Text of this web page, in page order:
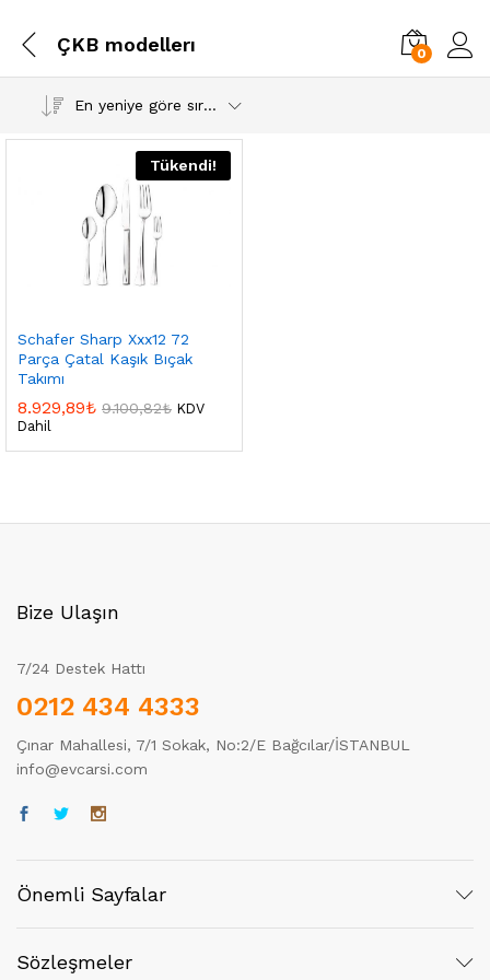
ÇKB modellerı 0
En yeniye göre sırala
Tükendi!
Schafer Sharp Xxx12 72
Parça Çatal Kaşık Bıçak
Takımı
8.929,89₺ 9.100,82₺ KDV
Dahil
Bize Ulaşın
7/24 Destek Hattı
0212 434 4333
Çınar Mahallesi, 7/1 Sokak, No:2/E Bağcılar/İSTANBUL
info@evcarsi.com
Önemli Sayfalar
Sözleşmeler